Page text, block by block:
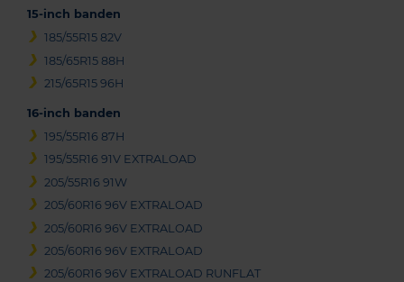
15-inch banden
185/55R15 82V
185/65R15 88H
215/65R15 96H
16-inch banden
195/55R16 87H
195/55R16 91V EXTRALOAD
205/55R16 91W
205/60R16 96V EXTRALOAD
205/60R16 96V EXTRALOAD
205/60R16 96V EXTRALOAD
205/60R16 96V EXTRALOAD RUNFLAT